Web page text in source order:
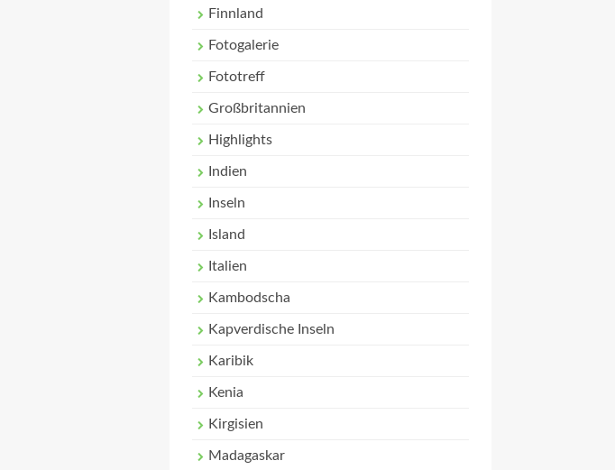
Finnland
Fotogalerie
Fototreff
Großbritannien
Highlights
Indien
Inseln
Island
Italien
Kambodscha
Kapverdische Inseln
Karibik
Kenia
Kirgisien
Madagaskar